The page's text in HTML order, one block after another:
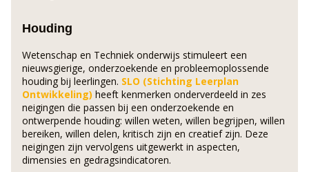
Houding
Wetenschap en Techniek onderwijs stimuleert een
nieuwsgierige, onderzoekende en probleemoplossende
houding bij leerlingen. SLO (Stichting Leerplan
Ontwikkeling) heeft kenmerken onderverdeeld in zes
neigingen die passen bij een onderzoekende en
ontwerpende houding: willen weten, willen begrijpen, willen
bereiken, willen delen, kritisch zijn en creatief zijn. Deze
neigingen zijn vervolgens uitgewerkt in aspecten,
dimensies en gedragsindicatoren.